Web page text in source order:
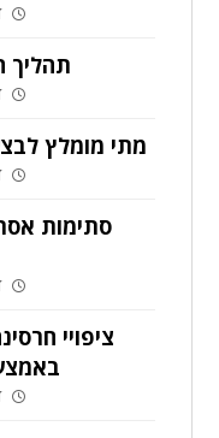
תהליך
מתי מומלץ
סתימות
ציפויי